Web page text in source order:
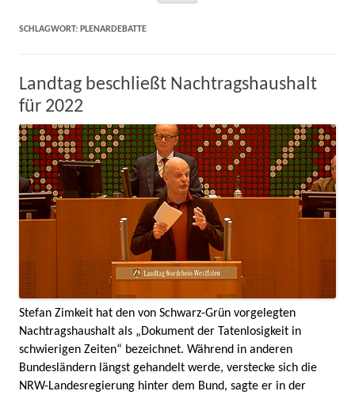
SCHLAGWORT: PLENARDEBATTE
Landtag beschließt Nachtragshaushalt
für 2022
Stefan Zimkeit hat den von Schwarz-Grün vorgelegten
Nachtragshaushalt als „Dokument der Tatenlosigkeit in
schwierigen Zeiten“ bezeichnet. Während in anderen
Bundesländern längst gehandelt werde, verstecke sich die
NRW-Landesregierung hinter dem Bund, sagte er in der